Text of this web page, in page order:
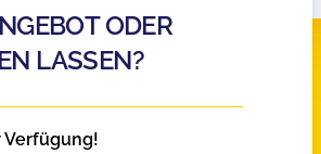
ODER
LASSEN?
Verfügung!